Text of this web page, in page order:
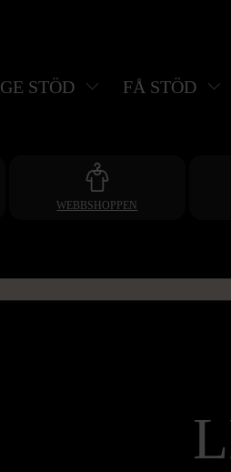
GE STÖD FÅ STÖD
WEBBSHOPPEN